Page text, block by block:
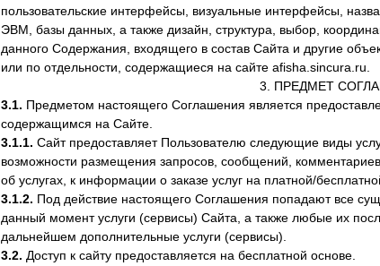
пользовательские интерфейсы, визуальные интерфейсы,
ЭВМ, базы данных, а также дизайн, структура, выбор,
данного Содержания, входящего в состав Сайта и другие
или по отдельности, содержащиеся на сайте afisha.sincura.ru.
3. ПРЕДМЕТ
3.1. Предметом настоящего Соглашения является
содержащимся на Сайте.
3.1.1. Сайт предоставляет Пользователю следующие виды
возможности размещения запросов, сообщений,
об услугах, к информации о заказе услуг на платной/
3.1.2. Под действие настоящего Соглашения попадают все
данный момент услуги (сервисы) Сайта, а также любые их
дальнейшем дополнительные услуги (сервисы).
3.2. Доступ к сайту предоставляется на бесплатной основе.